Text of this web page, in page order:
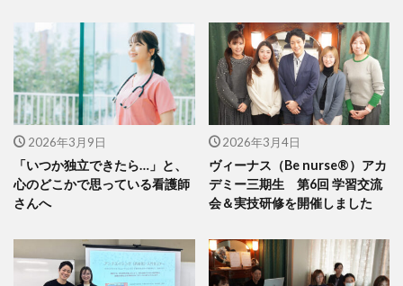
2026年3月9日
「いつか独立できたら…」と、
心のどこかで思っている看護師
さんへ
2026年3月4日
ヴィーナス（Be nurse®）アカ
デミー三期生 第6回 学習交流
会＆実技研修を開催しました